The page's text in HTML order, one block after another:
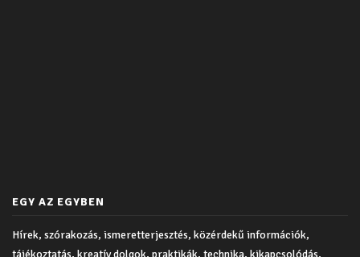
EGY AZ EGYBEN
Hírek, szórakozás, ismeretterjesztés, közérdekű információk,